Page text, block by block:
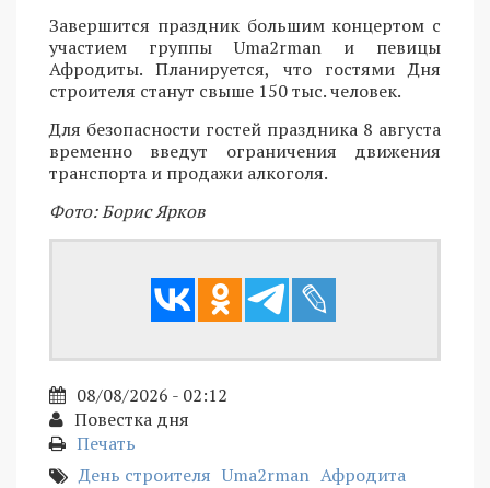
Завершится праздник большим концертом с
участием группы Uma2rman и певицы
Афродиты. Планируется, что гостями Дня
строителя станут свыше 150 тыс. человек.
Для безопасности гостей праздника 8 августа
временно введут ограничения движения
транспорта и продажи алкоголя.
Фото: Борис Ярков
08/08/2026 - 02:12
Повестка дня
Печать
День строителя Uma2rman Афродита